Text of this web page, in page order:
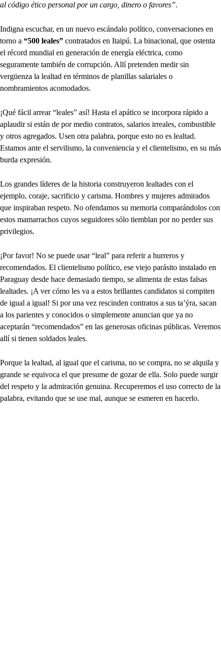
al código ético personal por un cargo, dinero o favores”.
Indigna escuchar, en un nuevo escándalo político, conversaciones en
torno a “500 leales” contratados en Itaipú. La binacional, que ostenta
el récord mundial en generación de energía eléctrica, como
seguramente también de corrupción. Allí pretenden medir sin
vergüenza la lealtad en términos de planillas salariales o
nombramientos acomodados.
¡Qué fácil arrear “leales” así! Hasta el apático se incorpora rápido a
aplaudir si están de por medio contratos, salarios irreales, combustible
y otros agregados. Usen otra palabra, porque esto no es lealtad.
Estamos ante el servilismo, la conveniencia y el clientelismo, en su más
burda expresión.
Los grandes líderes de la historia construyeron lealtades con el
ejemplo, coraje, sacrificio y carisma. Hombres y mujeres admirados
que inspiraban respeto. No ofendamos su memoria comparándolos con
estos mamarrachos cuyos seguidores sólo tiemblan por no perder sus
privilegios.
¡Por favor! No se puede usar “leal” para referir a hurreros y
recomendados. El clientelismo político, ese viejo parásito instalado en
Paraguay desde hace demasiado tiempo, se alimenta de estas falsas
lealtades. ¡A ver cómo les va a estos brillantes candidatos si compiten
de igual a igual! Si por una vez rescinden contratos a sus ta’ýra, sacan
a los parientes y conocidos o simplemente anuncian que ya no
aceptarán “recomendados” en las generosas oficinas públicas. Veremos
allí si tienen soldados leales.
Porque la lealtad, al igual que el carisma, no se compra, no se alquila y
grande se equivoca el que presume de gozar de ella. Solo puede surgir
del respeto y la admiración genuina. Recuperemos el uso correcto de la
palabra, evitando que se use mal, aunque se esmeren en hacerlo.